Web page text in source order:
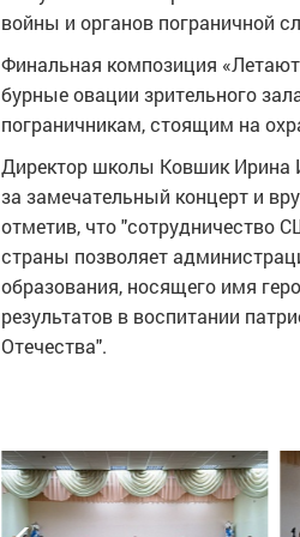
войны и органов пограничной
Финальная композиция
бурные овации зрительного
пограничникам, стоящим на
Директор школы Ковшик Ирина
за замечательный концерт и
отметив, что
страны позволяет
образования, носящего имя
результатов в воспитании
Отечества".